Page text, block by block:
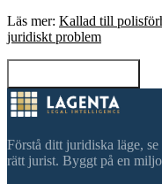
Läs mer: Kallad till
juridiskt problem
Förstå ditt juridiska läge,
rätt jurist. Byggt på en